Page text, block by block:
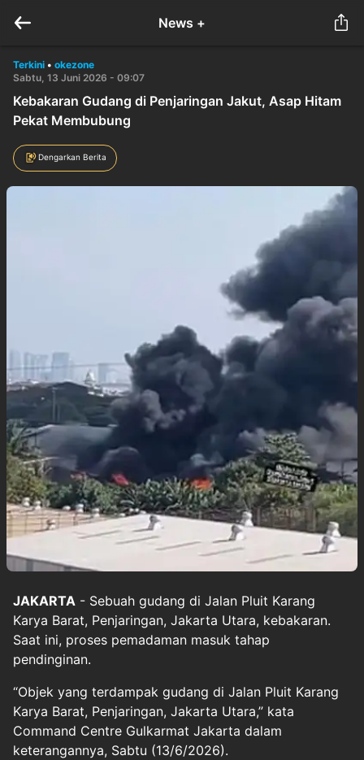
News +
Terkini • okezone
Sabtu, 13 Juni 2026 - 09:07
Kebakaran Gudang di Penjaringan Jakut, Asap Hitam
Pekat Membubung
Dengarkan Berita
JAKARTA - Sebuah gudang di Jalan Pluit Karang
Karya Barat, Penjaringan, Jakarta Utara, kebakaran.
Saat ini, proses pemadaman masuk tahap
pendinginan.
“Objek yang terdampak gudang di Jalan Pluit Karang
Karya Barat, Penjaringan, Jakarta Utara,” kata
Command Centre Gulkarmat Jakarta dalam
keterangannya, Sabtu (13/6/2026).